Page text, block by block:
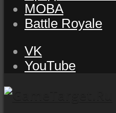
MOBA
Battle Royale
VK
YouTube